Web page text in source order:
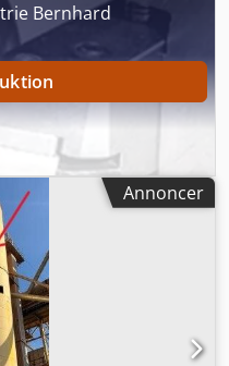
Bernhard
Annoncer